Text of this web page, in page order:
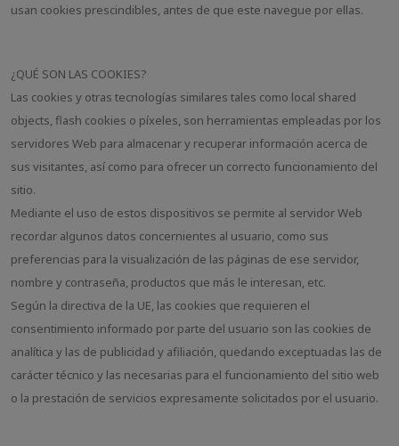
usan cookies prescindibles, antes de que este navegue por ellas.
¿QUÉ SON LAS COOKIES?
Las cookies y otras tecnologías similares tales como local shared
objects, flash cookies o píxeles, son herramientas empleadas por los
servidores Web para almacenar y recuperar información acerca de
sus visitantes, así como para ofrecer un correcto funcionamiento del
sitio.
Mediante el uso de estos dispositivos se permite al servidor Web
recordar algunos datos concernientes al usuario, como sus
preferencias para la visualización de las páginas de ese servidor,
nombre y contraseña, productos que más le interesan, etc.
Según la directiva de la UE, las cookies que requieren el
consentimiento informado por parte del usuario son las cookies de
analítica y las de publicidad y afiliación, quedando exceptuadas las de
carácter técnico y las necesarias para el funcionamiento del sitio web
o la prestación de servicios expresamente solicitados por el usuario.